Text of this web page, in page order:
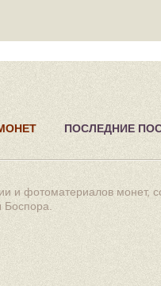
ПОСЛЕДНИЕ
и фотоматериалов монет,
Боспора